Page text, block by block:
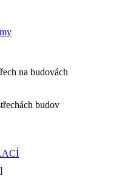
na budovách
budov